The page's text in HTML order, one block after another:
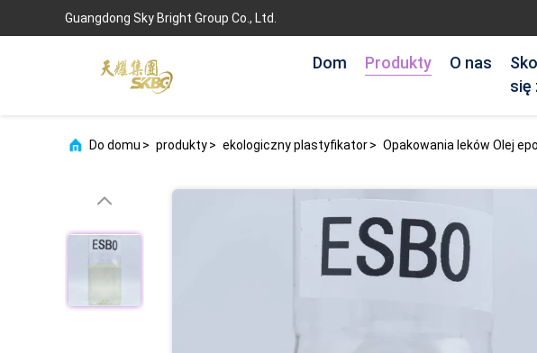
Guangdong Sky Bright Group Co., Ltd.
Dom Produkty O nas
się
Do domu > produkty> ekologiczny plastyfikator> Opakowania leków Olej